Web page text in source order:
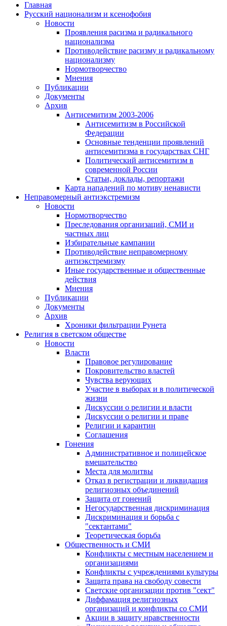
Главная
Русский национализм и ксенофобия
Новости
Проявления расизма и радикального
национализма
Противодействие расизму и радикальному
национализму
Нормотворчество
Мнения
Публикации
Документы
Архив
Антисемитизм 2003-2006
Антисемитизм в Российской
Федерации
Основные тенденции проявлений
антисемитизма в государствах СНГ
Политический антисемитизм в
современной России
Статьи, доклады, репортажи
Карта нападений по мотиву ненависти
Неправомерный антиэкстремизм
Новости
Нормотворчество
Преследования организаций, СМИ и
частных лиц
Избирательные кампании
Противодействие неправомерному
антиэкстремизму
Иные государственные и общественные
действия
Мнения
Публикации
Документы
Архив
Хроники фильтрации Рунета
Религия в светском обществе
Новости
Власти
Правовое регулирование
Покровительство властей
Чувства верующих
Участие в выборах и в политической
жизни
Дискуссии о религии и власти
Дискуссии о религии и праве
Религии и карантин
Соглашения
Гонения
Административное и полицейское
вмешательство
Места для молитвы
Отказ в регистрации и ликвидация
религиозных объединений
Защита от гонений
Негосударственная дискриминация
Дискриминация и борьба с
"сектантами"
Теоретическая борьба
Общественность и СМИ
Конфликты с местным населением и
организациями
Конфликты с учреждениями культуры
Защита права на свободу совести
Светские организации против "сект"
Диффамация религиозных
организаций и конфликты со СМИ
Акции в защиту нравственности